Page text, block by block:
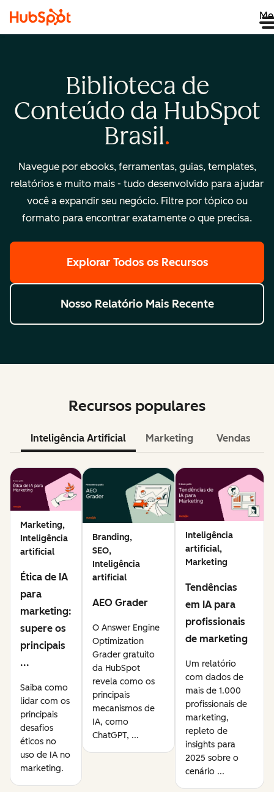
Biblioteca de
Conteúdo da HubSpot
Brasil
Navegue por ebooks, ferramentas, guias, templates,
relatórios e muito mais - tudo desenvolvido para ajudar
você a expandir seu negócio. Filtre por tópico ou
formato para encontrar exatamente o que precisa.
Explorar Todos os Recursos
Nosso Relatório Mais Recente
Recursos populares
Inteligência Artificial Marketing Vendas
Marketing,
Inteligência
artificial
Ética de IA
para
marketing:
supere os
principais
...
Saiba como
lidar com os
principais
desafios
éticos no
uso de IA no
marketing.
Branding,
SEO,
Inteligência
artificial
AEO Grader
O Answer Engine
Optimization
Grader gratuito
da HubSpot
revela como os
principais
mecanismos de
IA, como
ChatGPT, ...
Inteligência
artificial,
Marketing
Tendências
em IA para
profissionais
de marketing
Um relatório
com dados de
mais de 1.000
profissionais de
marketing,
repleto de
insights para
2025 sobre o
cenário ...